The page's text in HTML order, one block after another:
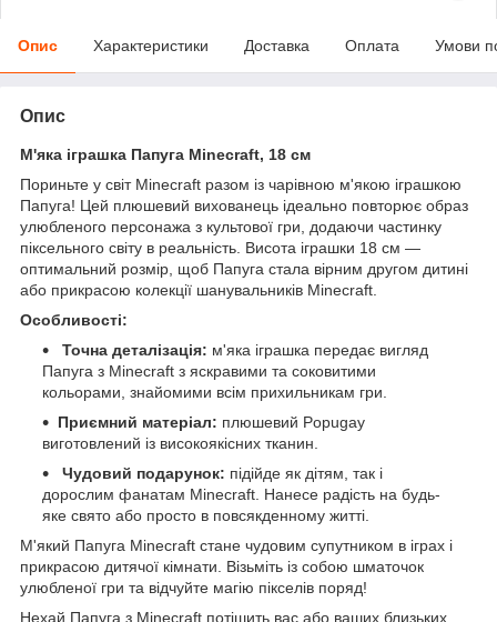
Опис Характеристики Доставка Оплата Умови
Опис
М'яка іграшка Папуга Minecraft, 18 см
Пориньте у світ Minecraft разом із чарівною м'якою іграшкою
Папуга! Цей плюшевий вихованець ідеально повторює образ
улюбленого персонажа з культової гри, додаючи частинку
піксельного світу в реальність. Висота іграшки 18 см —
оптимальний розмір, щоб Папуга стала вірним другом дитині
або прикрасою колекції шанувальників Minecraft.
Особливості:
Точна деталізація: м'яка іграшка передає вигляд
Папуга з Minecraft з яскравими та соковитими
кольорами, знайомими всім прихильникам гри.
Приємний матеріал: плюшевий Popugay
виготовлений із високоякісних тканин.
Чудовий подарунок: підійде як дітям, так і
дорослим фанатам Minecraft. Нанесе радість на будь-
яке свято або просто в повсякденному житті.
М'який Папуга Minecraft стане чудовим супутником в іграх і
прикрасою дитячої кімнати. Візьміть із собою шматочок
улюбленої гри та відчуйте магію пікселів поряд!
Нехай Папуга з Minecraft потішить вас або ваших близьких